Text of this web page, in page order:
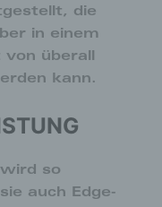
die
in einem
von überall
kann.
wird so
auch Edge-
eines
eine Internet-
Systems und
die
Systeme
Daten und
auf
werden